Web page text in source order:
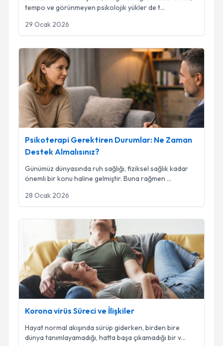
tempo ve görünmeyen psikolojik yükler de t...
29 Ocak 2026
Psikoterapi Gerektiren Durumlar: Ne Zaman Destek
Psikoterapi Gerektiren Durumlar: Ne Zaman
Destek Almalısınız?
Günümüz dünyasında ruh sağlığı, fiziksel sağlık kadar
önemli bir konu haline gelmiştir. Buna rağmen ...
28 Ocak 2026
Korona virüs Süreci ve İlişkiler
Korona virüs Süreci ve İlişkiler
Hayat normal akışında sürüp giderken, birden bire
dünya tanımlayamadığı, hatta başa çıkamadığı bir v...